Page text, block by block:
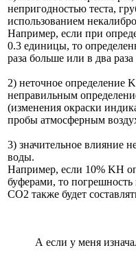
непригодностью теста,
использованием
Например, если при
0.3 единицы, то
раза больше или в два
2) неточное определение
неправильным
(изменения окраски
пробы атмосферным
3) значительное влияние
воды.
Например, если 10% KH
буферами, то
CO2 также будет
А если у меня